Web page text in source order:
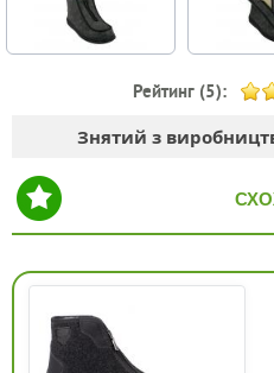
Рейтинг (5):
Знятий з